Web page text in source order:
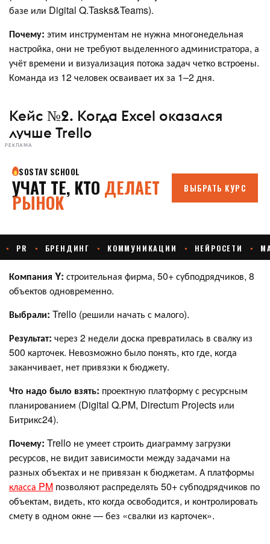
базе или Digital Q.Tasks&Teams).
Почему: этим инструментам не нужна многонедельная
настройка, они не требуют выделенного администратора, а
учёт времени и визуализация потока задач четко встроены.
Команда из 12 человек осваивает их за 1–2 дня.
Кейс №2. Когда Excel оказался
лучше Trello
РЕКЛАМА
Компания Y: строительная фирма, 50+ субподрядчиков, 8
объектов одновременно.
Выбрали: Trello (решили начать с малого).
Результат: через 2 недели доска превратилась в свалку из
500 карточек. Невозможно было понять, кто где, когда
заканчивает, нет привязки к бюджету.
Что надо было взять: проектную платформу с ресурсным
планированием (Digital Q.PM, Directum Projects или
Битрикс24).
Почему: Trello не умеет строить диаграмму загрузки
ресурсов, не видит зависимости между задачами на
разных объектах и не привязан к бюджетам. А платформы
класса PM позволяют распределять 50+ субподрядчиков по
объектам, видеть, кто когда освободится, и контролировать
смету в одном окне — без «свалки из карточек».